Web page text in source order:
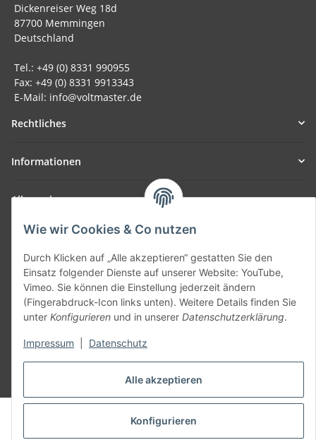
Alle akzeptieren
Konfigurieren
Wie wir Cookies & Co nutzen
Durch Klicken auf „Alle akzeptieren“ gestatten Sie den
Einsatz folgender Dienste auf unserer Website: YouTube,
Vimeo. Sie können die Einstellung jederzeit ändern
(Fingerabdruck-Icon links unten). Weitere Details finden Sie
unter Konfigurieren und in unserer Datenschutzerklärung.
Impressum Datenschutz
Dickenreiser Weg 18d
87700 Memmingen
Deutschland
Tel.: +49 (0) 8331 990955
Fax: +49 (0) 8331 9913343
E-Mail: info@voltmaster.de
Rechtliches
Informationen
Allgemein
Teil unseres Netzwerks:
SmoliTec - Safety. Simplified. Worldwide. ( B2B Shop )
Vertrag widerrufen
* Alle Preise inkl. gesetzlicher USt., zzgl.Versand
© voltmaster.de
Powered byJTL-Shop